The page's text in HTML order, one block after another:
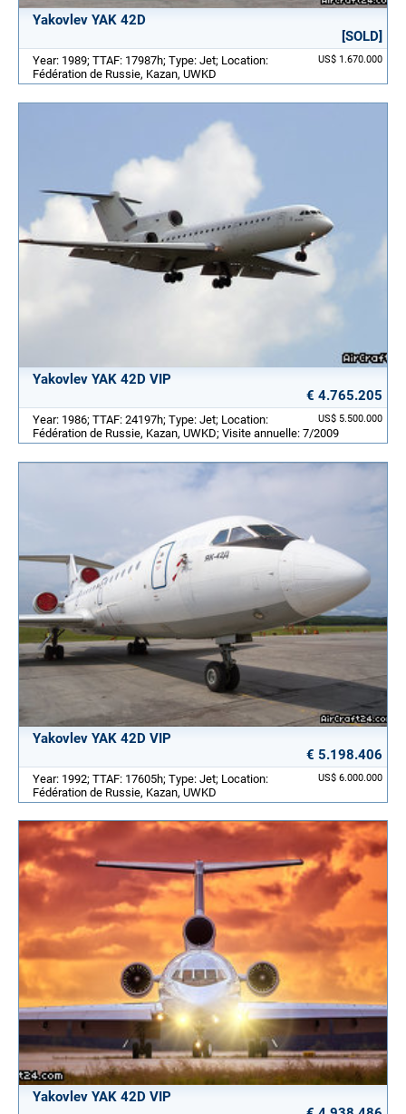
Yakovlev YAK 42D
[SOLD]
US$ 1.670.000
Year: 1989; TTAF: 17987h; Type: Jet; Location:
Fédération de Russie, Kazan, UWKD
Yakovlev YAK 42D VIP
€ 4.765.205
US$ 5.500.000
Year: 1986; TTAF: 24197h; Type: Jet; Location:
Fédération de Russie, Kazan, UWKD; Visite annuelle: 7/2009
Yakovlev YAK 42D VIP
€ 5.198.406
US$ 6.000.000
Year: 1992; TTAF: 17605h; Type: Jet; Location:
Fédération de Russie, Kazan, UWKD
Yakovlev YAK 42D VIP